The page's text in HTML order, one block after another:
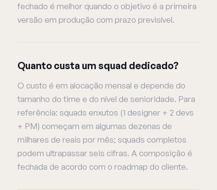
fechado é melhor quando o objetivo é a primeira
versão em produção com prazo previsível.
Quanto custa um squad dedicado?
O custo é em alocação mensal e depende do
tamanho do time e do nível de senioridade. Para
referência: squads enxutos (1 designer + 2 devs
+ PM) começam em algumas dezenas de
milhares de reais por mês; squads completos
podem ultrapassar seis cifras. A composição é
fechada de acordo com o roadmap do cliente.